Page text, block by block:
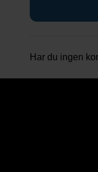
Har du ingen